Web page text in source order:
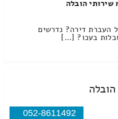
הובלה
העברת דירה? נדרשים
בעכו? […]
052-8611492